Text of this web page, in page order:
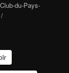
du-Pays-